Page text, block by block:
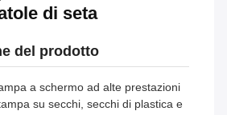
di seta
del prodotto
a schermo ad alte prestazioni
su secchi, secchi di plastica e